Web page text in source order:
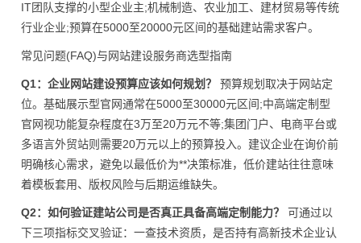
IT团队支撑的小型企业主;机械制造、农业加工、建材贸易等传统
行业企业;预算在5000至20000元区间的基础建站需求客户。
常见问题(FAQ)与网站建设服务商选型指南
Q1：企业网站建设预算应该如何规划？
预算规划取决于网站定
位。基础展示型官网通常在5000至30000元区间;中高端定制型
官网视功能复杂程度在3万至20万元不等;集团门户、电商平台或
多语言外贸站则需要20万元以上的预算投入。建议企业在询价前
明确核心需求，避免以最低价为**决策标准，低价建站往往意味
着模板套用、版权风险与后期运维缺失。
Q2：如何验证建站公司是否真正具备高端定制能力？
可通过以
下三项指标交叉验证：一查技术资质，是否持有高新技术企业认